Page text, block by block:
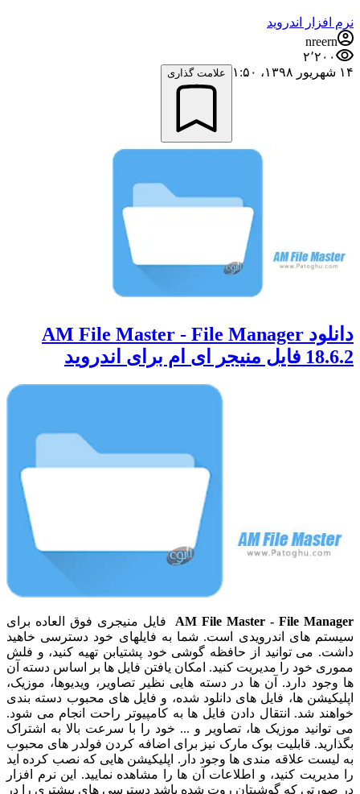
نرم افزار اندروید
nreern
۲٬۲۰۰
۱۴ شهریور ۱۳۹۸،‏ ۱:۵۰
علامت گذاری
دانلود AM File Master - File Manager
18.6.2 فایل منیجر ای ام برای اندروید
AM File Master - File Manager فایل منیجری فوق العاده برای
سیستم های اندرویدی است. شما به فایلهای خود دسترسی خاهید
داشت. می توانید از حافظه گوشی خود پشتیابن تهیه کنید، و فلش
مموری خود را مدیریت کنید. امکان یافتن فایل ها بر اساس دسته آن
ها وجود دارد. آن ها در دسته هایی نظیر تصاویر، ویدیوها، موزیک،
اپلیکیشن ها، فایل های دانلود شده، و فایل های محبوب دسته بندی
خواهند شد. انتقال دادن فایل ها به کامپیوتر راحت انجام می شود.
می توانید موزیک ها، تصاویر و ... خود را با سرعت بالا به اشتراک
بگذارید. قابلیت بوک مارک نیز برای اضافه کردن فولدر های محبوب
به لیست علاقه مندی ها وجود دار. اپلیکیشن هایی که نصب کرده اید
را مدیریت کنید، و اطلاعات آن ها را مشاهده نمایید. این نرم افزار
در صورتی که گوشیتان روت شده باشد دسترسی های بیشتری را در